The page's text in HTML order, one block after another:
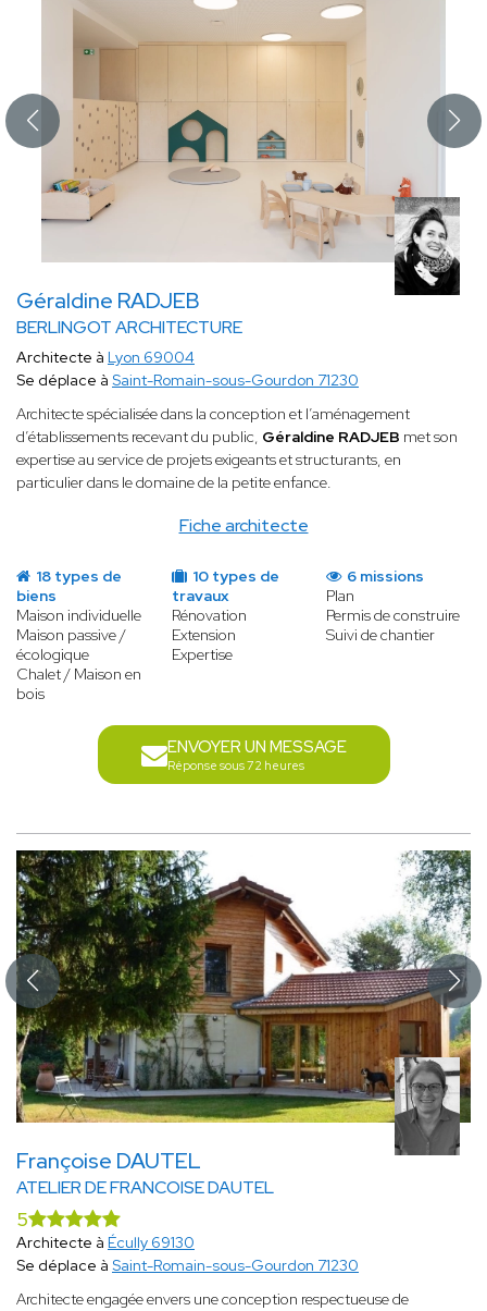
Géraldine RADJEB
BERLINGOT ARCHITECTURE
Fiche architecte
Architecte à Lyon 69004
Se déplace à Saint-Romain-sous-Gourdon 71230
Architecte spécialisée dans la conception et l’aménagement
d’établissements recevant du public, Géraldine RADJEB met son
expertise au service de projets exigeants et structurants, en
particulier dans le domaine de la petite enfance.
18 types de
biens
Maison individuelle
Maison passive /
écologique
Chalet / Maison en
bois
10 types de
travaux
Rénovation
Extension
Expertise
6 missions
Plan
Permis de construire
Suivi de chantier
ENVOYER UN MESSAGE
Réponse sous 72 heures
Françoise DAUTEL
ATELIER DE FRANCOISE DAUTEL
5
Architecte à Écully 69130
Se déplace à Saint-Romain-sous-Gourdon 71230
Architecte engagée envers une conception respectueuse de